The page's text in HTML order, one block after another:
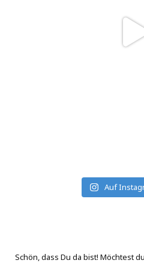
Auf
Schön, dass Du da bist! Möchtest